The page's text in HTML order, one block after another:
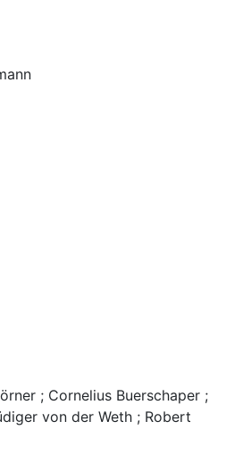
; Cornelius Buerschaper ;
von der Weth ; Robert